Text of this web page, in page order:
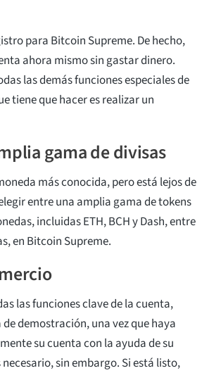
para Bitcoin Supreme. De hecho,
ahora mismo sin gastar dinero.
las demás funciones especiales de
tiene que hacer es realizar un
gama de divisas
más conocida, pero está lejos de
entre una amplia gama de tokens
incluidas ETH, BCH y Dash, entre
en Bitcoin Supreme.
las funciones clave de la cuenta,
demostración, una vez que haya
su cuenta con la ayuda de su
sin embargo. Si está listo,